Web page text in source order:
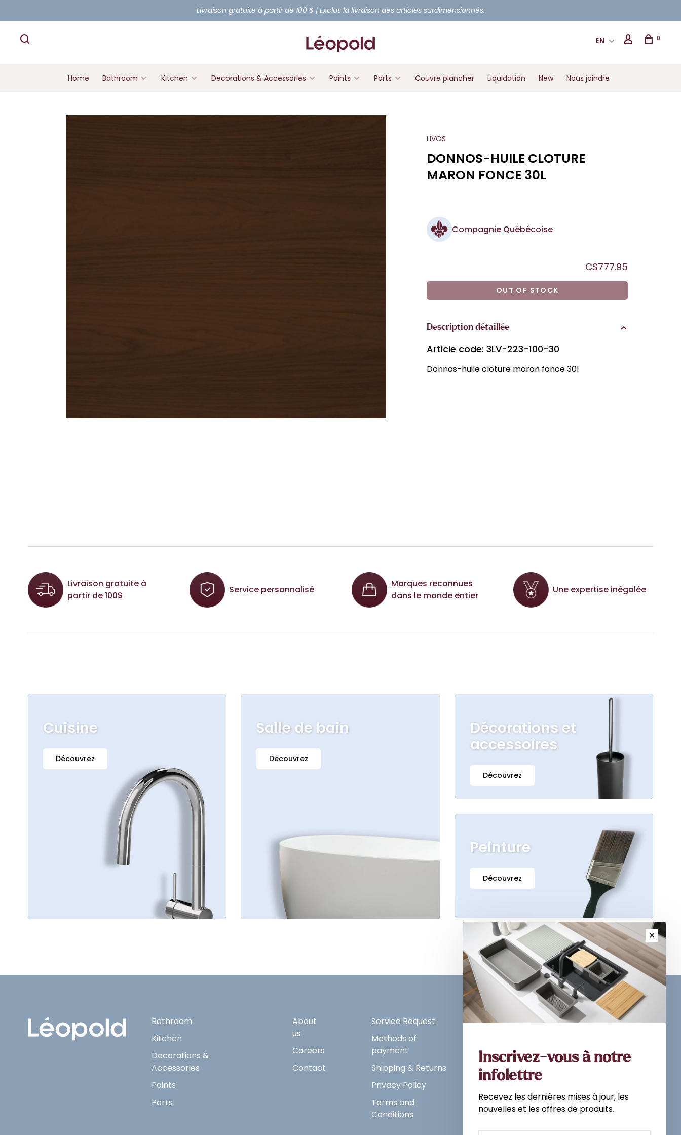
Livraison gratuite à partir de 100 $ | Exclus la livraison des articles surdimensionnés.
EN 0
Home Bathroom Kitchen Decorations & Accessories Paints Parts Couvre plancher Liquidation New Nous joindre
LIVOS
DONNOS-HUILE CLOTURE
MARON FONCE 30L
Compagnie Québécoise
C$777.95
OUT OF STOCK
Description détaillée
Article code: 3LV-223-100-30
Donnos-huile cloture maron fonce 30l
Livraison gratuite à
partir de 100$
Service personnalisé
Marques reconnues
dans le monde entier
Une expertise inégalée
Cuisine
Découvrez
Salle de bain
Découvrez
Décorations et
accessoires
Découvrez
Peinture
Découvrez
Bathroom
Kitchen
Decorations &
Accessories
Paints
Parts
About
us
Careers
Contact
Service Request
Methods of
payment
Shipping & Returns
Privacy Policy
Terms and
Conditions
Sign up for our newsletter and
Subscribe
✕
Inscrivez-vous à notre
infolettre
Recevez les dernières mises à jour, les
nouvelles et les offres de produits.